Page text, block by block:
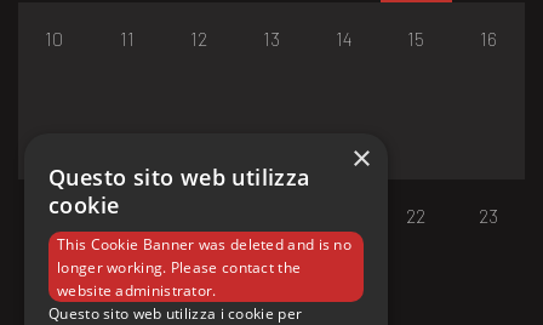
10 11 12 13 14 15 16
17 18 22 23
×
Questo sito web utilizza
cookie
This Cookie Banner was deleted and is no
longer working. Please contact the
website administrator.
Questo sito web utilizza i cookie per